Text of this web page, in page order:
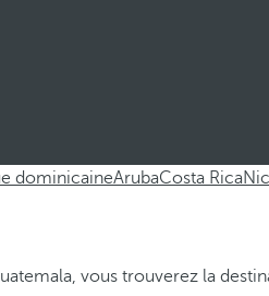
dominicaineArubaCosta Rica
vous trouverez la